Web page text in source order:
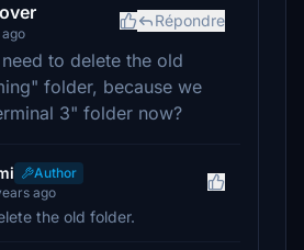
Répondre
to delete the old
folder, because we
3" folder now?
Author
ago
the old folder.